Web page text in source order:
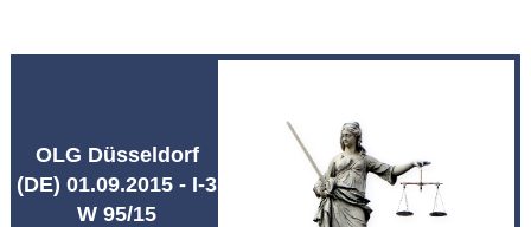
OLG Düsseldorf
(DE) 01.09.2015 - I-3
W 95/15